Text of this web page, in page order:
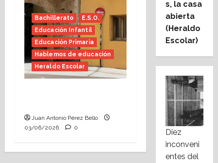
Bachillerato
E.S.O.
Educación Infantil
Educación Primaria
Hablemos de educación
Heraldo Escolar
Juan Antonio Pérez Bello
03/06/2026
0
s, la casa
abierta
(Heraldo
Escolar)
Diez
inconveni
entes del